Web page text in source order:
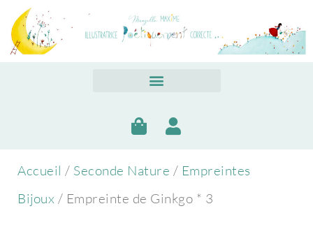
Accueil / Seconde Nature / Empreintes
Bijoux / Empreinte de Ginkgo * 3